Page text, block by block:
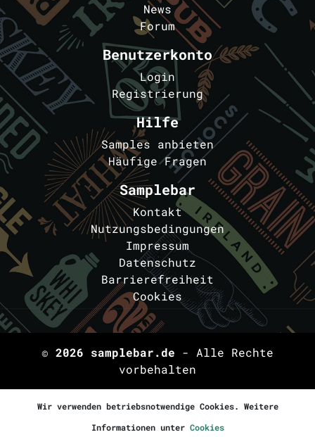
News
Forum
Benutzerkonto
Login
Registrierung
Hilfe
Samples anbieten
Häufige Fragen
Samplebar
Kontakt
Nutzungsbedingungen
Impressum
Datenschutz
Barrierefreiheit
Cookies
© 2026 samplebar.de - Alle Rechte
vorbehalten
Wir verwenden betriebsnotwendige Cookies. Weitere
Informationen unter Cookies